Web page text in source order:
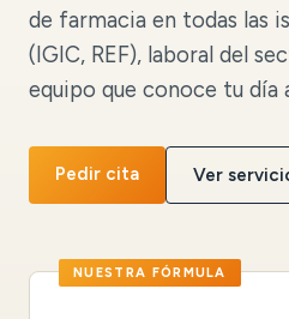
de farmacia en todas las
(IGIC, REF), laboral del
equipo que conoce tu día
Pedir cita Ver